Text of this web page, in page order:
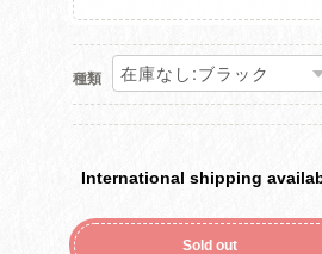
種類
International shipping
Sold out